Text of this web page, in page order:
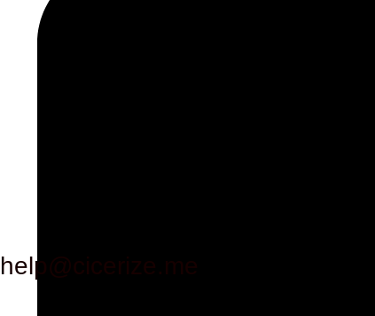
help@cicerize.me